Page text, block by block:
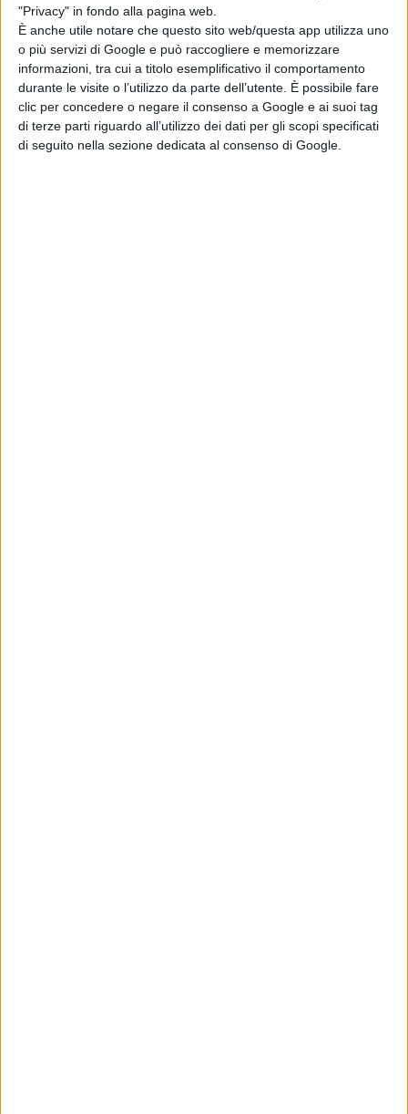
"Privacy" in fondo alla pagina web.
È anche utile notare che questo sito web/questa app utilizza uno
o più servizi di Google e può raccogliere e memorizzare
informazioni, tra cui a titolo esemplificativo il comportamento
durante le visite o l’utilizzo da parte dell’utente. È possibile fare
clic per concedere o negare il consenso a Google e ai suoi tag
di terze parti riguardo all’utilizzo dei dati per gli scopi specificati
di seguito nella sezione dedicata al consenso di Google.
Il bando è riservato ai giovani sardi, universitari e
laureati che non abbiano superato il 35° anno di età e
che non abbiano contratti a tempo indeterminato con
pubbliche amministrazioni, Enti di ricerca e/o Università.